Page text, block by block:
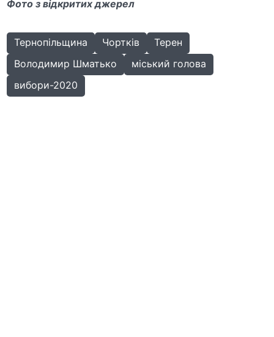
Фото з відкритих джерел
Тернопільщина Чортків
Терен
Володимир Шматько
міський голова
вибори-2020